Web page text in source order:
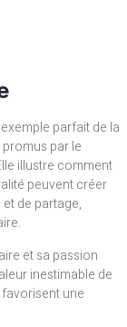
parfait de la
par le
illustre comment
peuvent créer
de partage,
et sa passion
inestimable de
une